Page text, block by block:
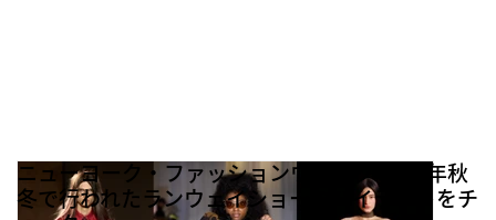
ニューヨーク・ファッションウィーク 2026年秋
冬で行われたランウェイショーのハイライトをチ